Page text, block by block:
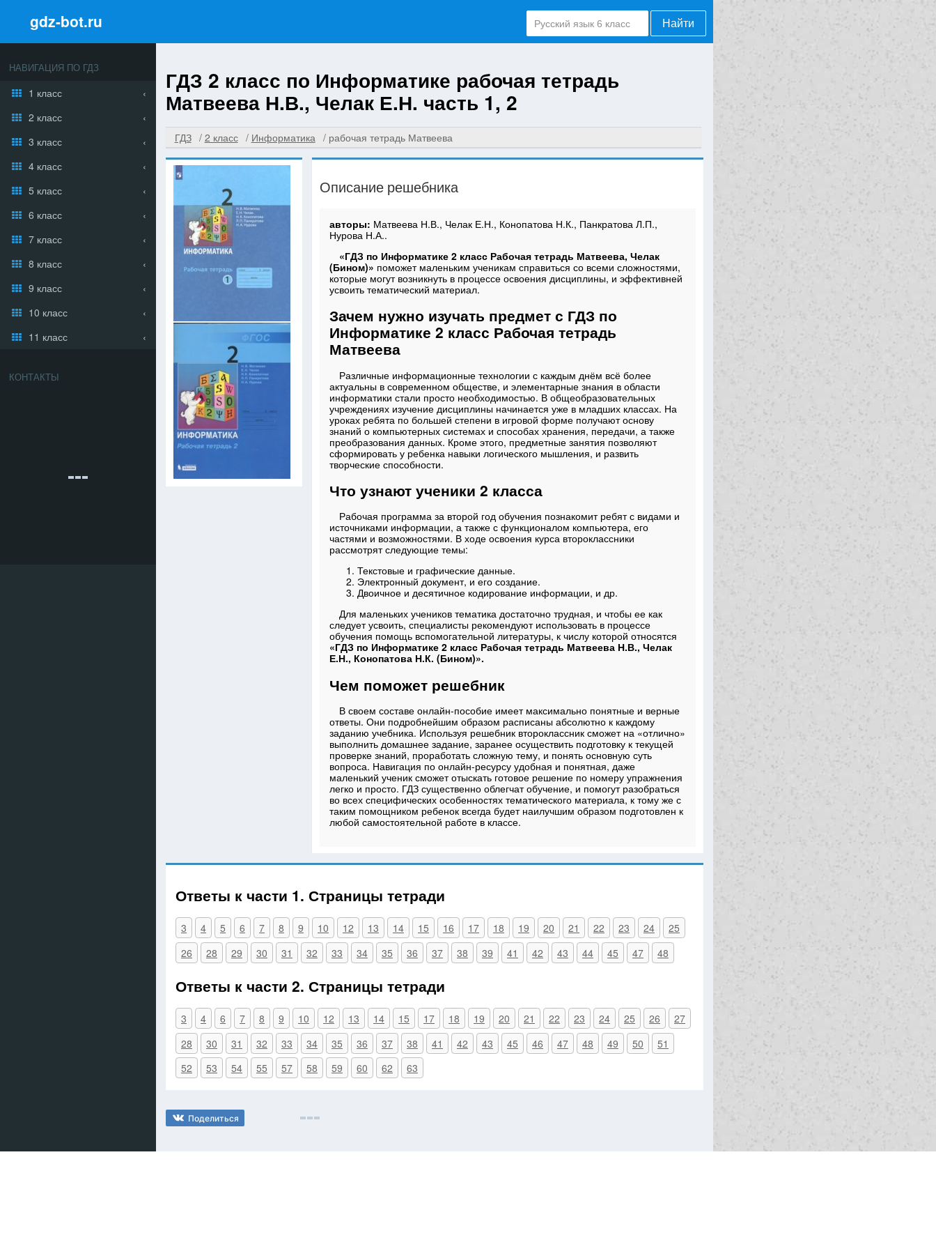
gdz-bot.ru Найти
НАВИГАЦИЯ ПО ГДЗ
1 класс
2 класс
3 класс
4 класс
5 класс
6 класс
7 класс
8 класс
9 класс
10 класс
11 класс
КОНТАКТЫ
ГДЗ 2 класс по Информатике рабочая тетрадь
Матвеева Н.В., Челак Е.Н. часть 1, 2
ГДЗ 2 класс Информатика рабочая тетрадь Матвеева
Описание решебника
авторы: Матвеева Н.В., Челак Е.Н., Конопатова Н.К., Панкратова Л.П.,
Нурова Н.А..
«ГДЗ по Информатике 2 класс Рабочая тетрадь Матвеева, Челак
(Бином)» поможет маленьким ученикам справиться со всеми сложностями,
которые могут возникнуть в процессе освоения дисциплины, и эффективней
усвоить тематический материал.
Зачем нужно изучать предмет с ГДЗ по
Информатике 2 класс Рабочая тетрадь
Матвеева
Различные информационные технологии с каждым днём всё более
актуальны в современном обществе, и элементарные знания в области
информатики стали просто необходимостью. В общеобразовательных
учреждениях изучение дисциплины начинается уже в младших классах. На
уроках ребята по большей степени в игровой форме получают основу
знаний о компьютерных системах и способах хранения, передачи, а также
преобразования данных. Кроме этого, предметные занятия позволяют
сформировать у ребенка навыки логического мышления, и развить
творческие способности.
Что узнают ученики 2 класса
Рабочая программа за второй год обучения познакомит ребят с видами и
источниками информации, а также с функционалом компьютера, его
частями и возможностями. В ходе освоения курса второклассники
рассмотрят следующие темы:
Текстовые и графические данные.
Электронный документ, и его создание.
Двоичное и десятичное кодирование информации, и др.
Для маленьких учеников тематика достаточно трудная, и чтобы ее как
следует усвоить, специалисты рекомендуют использовать в процессе
обучения помощь вспомогательной литературы, к числу которой относятся
«ГДЗ по Информатике 2 класс Рабочая тетрадь Матвеева Н.В., Челак
Е.Н., Конопатова Н.К. (Бином)».
Чем поможет решебник
В своем составе онлайн-пособие имеет максимально понятные и верные
ответы. Они подробнейшим образом расписаны абсолютно к каждому
заданию учебника. Используя решебник второклассник сможет на «отлично»
выполнить домашнее задание, заранее осуществить подготовку к текущей
проверке знаний, проработать сложную тему, и понять основную суть
вопроса. Навигация по онлайн-ресурсу удобная и понятная, даже
маленький ученик сможет отыскать готовое решение по номеру упражнения
легко и просто. ГДЗ существенно облегчат обучение, и помогут разобраться
во всех специфических особенностях тематического материала, к тому же с
таким помощником ребенок всегда будет наилучшим образом подготовлен к
любой самостоятельной работе в классе.
Ответы к части 1. Страницы тетради
3 4 5 6 7 8 9 10 12 13 14 15 16 17 18 19 20 21 22 23 24
25
26
28 29 30 31 32 33 34 35 36 37 38 39 41 42 43 44 45 47 48
Ответы к части 2. Страницы тетради
3 4 6 7 8 9 10 12 13 14 15 17 18 19 20 21 22 23 24 25 26
27
28
30 31 32 33 34 35 36 37 38 41 42 43 45 46 47 48 49 50
51
52
53 54 55 57 58 59 60 62 63
Поделиться